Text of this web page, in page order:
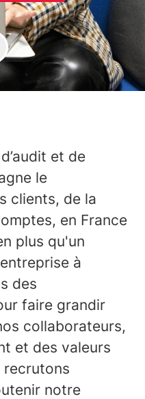
et de
le
clients, de la
en France
plus qu'un
à
des
faire grandir
collaborateurs,
et des valeurs
recrutons
notre